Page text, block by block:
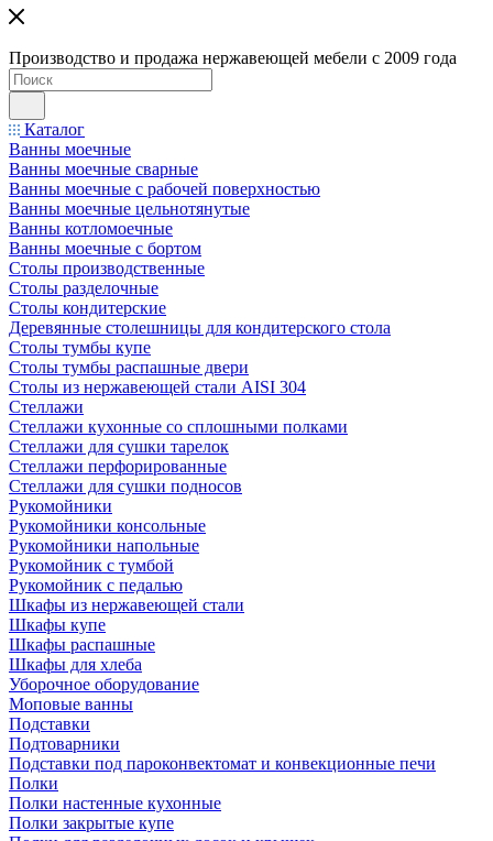
Производство и продажа нержавеющей мебели с 2009 года
Каталог
Ванны моечные
Ванны моечные сварные
Ванны моечные с рабочей поверхностью
Ванны моечные цельнотянутые
Ванны котломоечные
Ванны моечные с бортом
Столы производственные
Столы разделочные
Столы кондитерские
Деревянные столешницы для кондитерского стола
Столы тумбы купе
Столы тумбы распашные двери
Столы из нержавеющей стали AISI 304
Стеллажи
Стеллажи кухонные со сплошными полками
Стеллажи для сушки тарелок
Стеллажи перфорированные
Стеллажи для сушки подносов
Рукомойники
Рукомойники консольные
Рукомойники напольные
Рукомойник с тумбой
Рукомойник с педалью
Шкафы из нержавеющей стали
Шкафы купе
Шкафы распашные
Шкафы для хлеба
Уборочное оборудование
Моповые ванны
Подставки
Подтоварники
Подставки под пароконвектомат и конвекционные печи
Полки
Полки настенные кухонные
Полки закрытые купе